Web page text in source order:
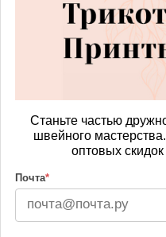
600D цветы
Получить доступ к
485.00 руб
В
Станьте частью
швейного
оптовых
Почта*